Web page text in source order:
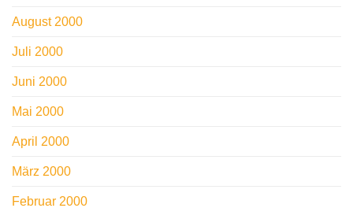
August 2000
Juli 2000
Juni 2000
Mai 2000
April 2000
März 2000
Februar 2000